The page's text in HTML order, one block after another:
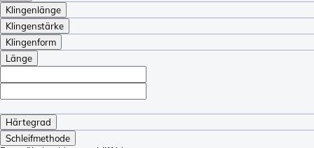
Klingenlänge
Klingenstärke
Klingenform
Länge
Härtegrad
Schleifmethode